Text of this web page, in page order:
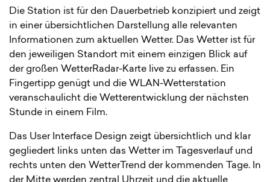
Die Station ist für den Dauerbetrieb konzipiert und zeigt
in einer übersichtlichen Darstellung alle relevanten
Informationen zum aktuellen Wetter. Das Wetter ist für
den jeweiligen Standort mit einem einzigen Blick auf
der großen WetterRadar-Karte live zu erfassen. Ein
Fingertipp genügt und die WLAN-Wetterstation
veranschaulicht die Wetterentwicklung der nächsten
Stunde in einem Film.
Das User Interface Design zeigt übersichtlich und klar
gegliedert links unten das Wetter im Tagesverlauf und
rechts unten den WetterTrend der kommenden Tage. In